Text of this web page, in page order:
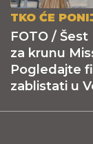
TKO ĆE
FOTO /
za krunu
Pogledajte
zablistati u